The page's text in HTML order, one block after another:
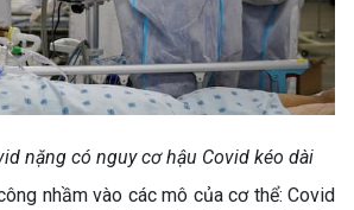
nặng có nguy cơ hậu Covid kéo dài
nhầm vào các mô của cơ thể: Covid